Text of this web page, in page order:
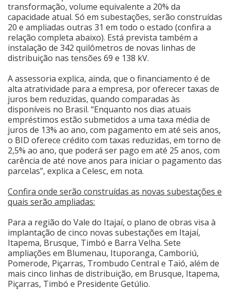
transformação, volume equivalente a 20% da
capacidade atual. Só em subestações, serão construídas
20 e ampliadas outras 31 em todo o estado (confira a
relação completa abaixo). Está prevista também a
instalação de 342 quilômetros de novas linhas de
distribuição nas tensões 69 e 138 kV.
A assessoria explica, ainda, que o financiamento é de
alta atratividade para a empresa, por oferecer taxas de
juros bem reduzidas, quando comparadas às
disponíveis no Brasil. “Enquanto nos dias atuais
empréstimos estão submetidos a uma taxa média de
juros de 13% ao ano, com pagamento em até seis anos,
o BID oferece crédito com taxas reduzidas, em torno de
2,5% ao ano, que poderá ser pago em até 25 anos, com
carência de até nove anos para iniciar o pagamento das
parcelas”, explica a Celesc, em nota.
Confira onde serão construídas as novas subestações e
quais serão ampliadas:
Para a região do Vale do Itajaí, o plano de obras visa à
implantação de cinco novas subestações em Itajaí,
Itapema, Brusque, Timbó e Barra Velha. Sete
ampliações em Blumenau, Ituporanga, Camboriú,
Pomerode, Piçarras, Trombudo Central e Taió, além de
mais cinco linhas de distribuição, em Brusque, Itapema,
Piçarras, Timbó e Presidente Getúlio.